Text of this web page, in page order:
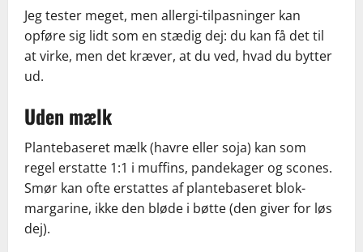
Jeg tester meget, men allergi-tilpasninger kan
opføre sig lidt som en stædig dej: du kan få det til
at virke, men det kræver, at du ved, hvad du bytter
ud.
Uden mælk
Plantebaseret mælk (havre eller soja) kan som
regel erstatte 1:1 i muffins, pandekager og scones.
Smør kan ofte erstattes af plantebaseret blok-
margarine, ikke den bløde i bøtte (den giver for løs
dej).